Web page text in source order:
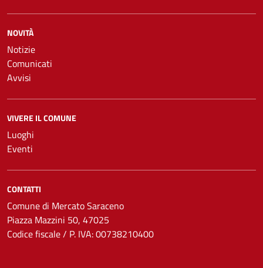
NOVITÀ
Notizie
Comunicati
Avvisi
VIVERE IL COMUNE
Luoghi
Eventi
CONTATTI
Comune di Mercato Saraceno
Piazza Mazzini 50, 47025
Codice fiscale / P. IVA: 00738210400